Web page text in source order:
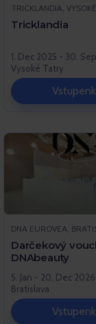
TRICKLANDIA,
Tricklandia
1. Dec 2025 - 30.
Vysoké Tatry
DNA EUROVEA,
Darčekový
DNAbeauty
5. Jan - 20. Dec 2026
Bratislava